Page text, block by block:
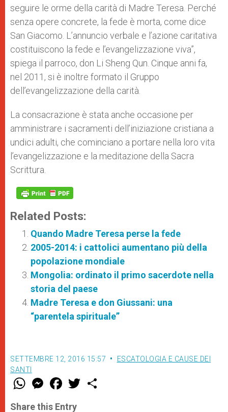
seguire le orme della carità di Madre Teresa. Perché
senza opere concrete, la fede è morta, come dice
San Giacomo. L’annuncio verbale e l’azione caritativa
costituiscono la fede e l’evangelizzazione viva”,
spiega il parroco, don Li Sheng Qun. Cinque anni fa,
nel 2011, si è inoltre formato il Gruppo
dell’evangelizzazione della carità.
La consacrazione è stata anche occasione per
amministrare i sacramenti dell’iniziazione cristiana a
undici adulti, che cominciano a portare nella loro vita
l’evangelizzazione e la meditazione della Sacra
Scrittura.
Related Posts:
Quando Madre Teresa perse la fede
2005-2014: i cattolici aumentano più della
popolazione mondiale
Mongolia: ordinato il primo sacerdote nella
storia del paese
Madre Teresa e don Giussani: una
“parentela spirituale”
SETTEMBRE 12, 2016 15:57
ESCATOLOGIA E CAUSE DEI
SANTI
W
t
M
e
s
F
a
e
w
Share this Entry